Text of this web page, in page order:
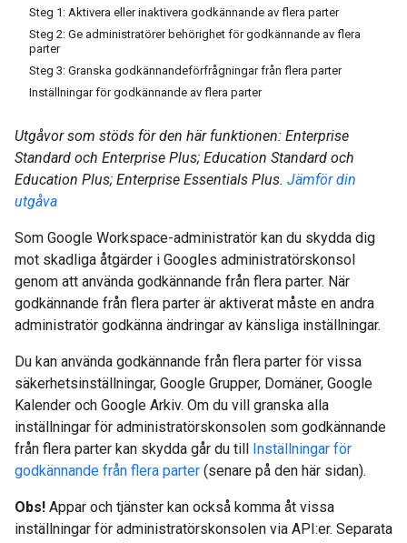
Steg 1: Aktivera eller inaktivera godkännande av flera parter
Steg 2: Ge administratörer behörighet för godkännande av flera
parter
Steg 3: Granska godkännandeförfrågningar från flera parter
Inställningar för godkännande av flera parter
Utgåvor som stöds för den här funktionen: Enterprise
Standard och Enterprise Plus; Education Standard och
Education Plus; Enterprise Essentials Plus. Jämför din
utgåva
Som Google Workspace-administratör kan du skydda dig
mot skadliga åtgärder i Googles administratörskonsol
genom att använda godkännande från flera parter. När
godkännande från flera parter är aktiverat måste en andra
administratör godkänna ändringar av känsliga inställningar.
Du kan använda godkännande från flera parter för vissa
säkerhetsinställningar, Google Grupper, Domäner, Google
Kalender och Google Arkiv. Om du vill granska alla
inställningar för administratörskonsolen som godkännande
från flera parter kan skydda går du till Inställningar för
godkännande från flera parter (senare på den här sidan).
Obs! Appar och tjänster kan också komma åt vissa
inställningar för administratörskonsolen via API:er. Separata